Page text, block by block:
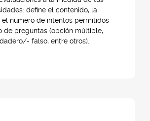
define el contenido, la
el número de intentos permitidos
de preguntas (opción múltiple,
falso, entre otros).